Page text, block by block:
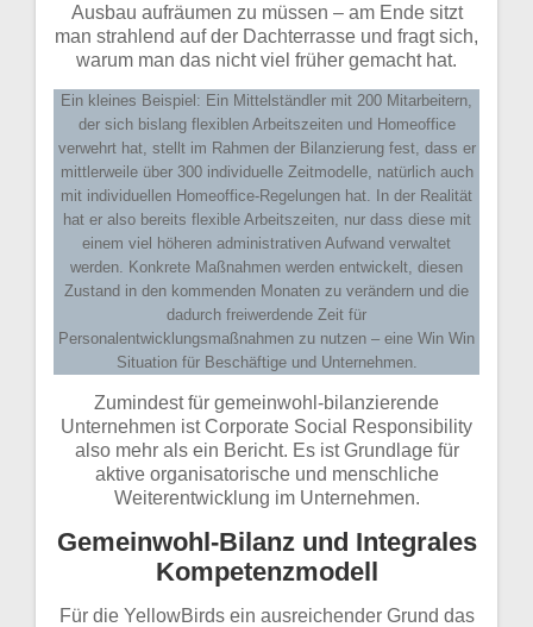
Ausbau aufräumen zu müssen – am Ende sitzt
man strahlend auf der Dachterrasse und fragt sich,
warum man das nicht viel früher gemacht hat.
Ein kleines Beispiel: Ein Mittelständler mit 200 Mitarbeitern,
der sich bislang flexiblen Arbeitszeiten und Homeoffice
verwehrt hat, stellt im Rahmen der Bilanzierung fest, dass er
mittlerweile über 300 individuelle Zeitmodelle, natürlich auch
mit individuellen Homeoffice-Regelungen hat. In der Realität
hat er also bereits flexible Arbeitszeiten, nur dass diese mit
einem viel höheren administrativen Aufwand verwaltet
werden. Konkrete Maßnahmen werden entwickelt, diesen
Zustand in den kommenden Monaten zu verändern und die
dadurch freiwerdende Zeit für
Personalentwicklungsmaßnahmen zu nutzen – eine Win Win
Situation für Beschäftige und Unternehmen.
Zumindest für gemeinwohl-bilanzierende
Unternehmen ist Corporate Social Responsibility
also mehr als ein Bericht. Es ist Grundlage für
aktive organisatorische und menschliche
Weiterentwicklung im Unternehmen.
Gemeinwohl-Bilanz und Integrales
Kompetenzmodell
Für die YellowBirds ein ausreichender Grund das